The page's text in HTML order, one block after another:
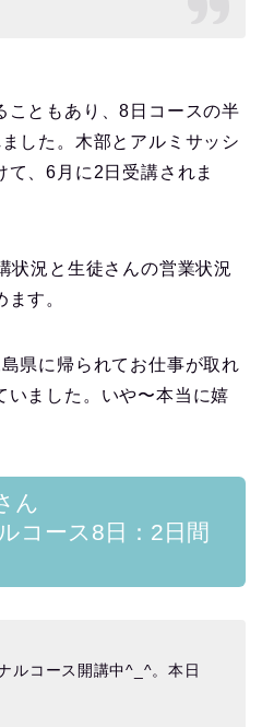
こともあり、8日コースの半
した。木部とアルミサッシ
、6月に2日受講されま
状況と生徒さんの営業状況
す。
県に帰られてお仕事が取れ
いました。いや〜本当に嬉
ん
コース8日：2日間
ルコース開講中^_^。本日